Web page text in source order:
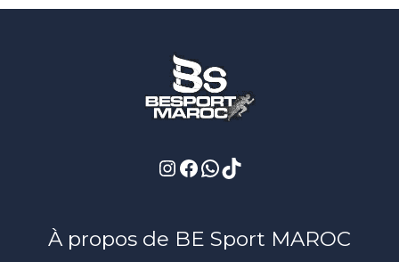
Instagram
Facebook
À propos de BE Sport MAROC